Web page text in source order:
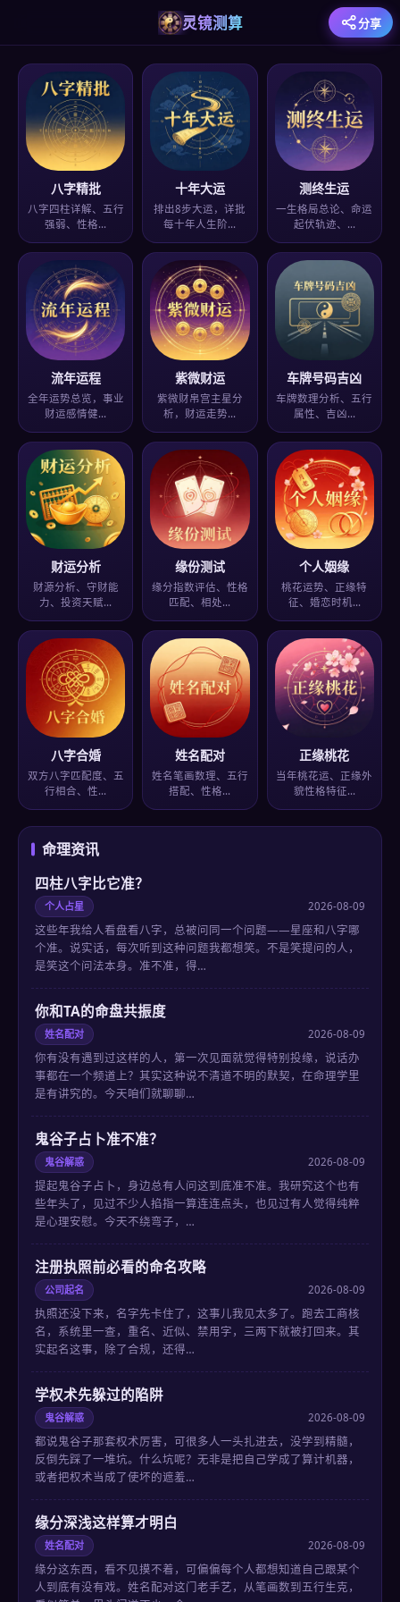
灵镜测算 分享
八字精批
八字四柱详解、五行
强弱、性格…
十年大运
排出8步大运，详批
每十年人生阶…
测终生运
一生格局总论、命运
起伏轨迹、…
流年运程
全年运势总览，事业
财运感情健…
紫微财运
紫微财帛宫主星分
析，财运走势…
车牌号码吉凶
车牌数理分析、五行
属性、吉凶…
财运分析
财源分析、守财能
力、投资天赋…
缘份测试
缘分指数评估、性格
匹配、相处…
个人姻缘
桃花运势、正缘特
征、婚恋时机…
八字合婚
双方八字匹配度、五
行相合、性…
姓名配对
姓名笔画数理、五行
搭配、性格…
正缘桃花
当年桃花运、正缘外
貌性格特征…
命理资讯
四柱八字比它准？
个人占星 2026-08-09
这些年我给人看盘看八字，总被问同一个问题——星座和八字哪
个准。说实话，每次听到这种问题我都想笑。不是笑提问的人，
是笑这个问法本身。准不准，得…
你和TA的命盘共振度
姓名配对 2026-08-09
你有没有遇到过这样的人，第一次见面就觉得特别投缘，说话办
事都在一个频道上？其实这种说不清道不明的默契，在命理学里
是有讲究的。今天咱们就聊聊…
鬼谷子占卜准不准？
鬼谷解惑 2026-08-09
提起鬼谷子占卜，身边总有人问这到底准不准。我研究这个也有
些年头了，见过不少人掐指一算连连点头，也见过有人觉得纯粹
是心理安慰。今天不绕弯子，…
注册执照前必看的命名攻略
公司起名 2026-08-09
执照还没下来，名字先卡住了，这事儿我见太多了。跑去工商核
名，系统里一查，重名、近似、禁用字，三两下就被打回来。其
实起名这事，除了合规，还得…
学权术先躲过的陷阱
鬼谷解惑 2026-08-09
都说鬼谷子那套权术厉害，可很多人一头扎进去，没学到精髓，
反倒先踩了一堆坑。什么坑呢？无非是把自己学成了算计机器，
或者把权术当成了使坏的遮羞…
缘分深浅这样算才明白
姓名配对 2026-08-09
缘分这东西，看不见摸不着，可偏偏每个人都想知道自己跟某个
人到底有没有戏。姓名配对这门老手艺，从笔画数到五行生克，